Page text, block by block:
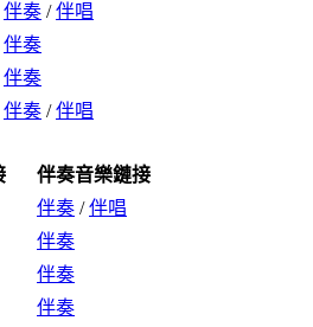
伴奏 /伴唱
伴奏
伴奏
伴奏 /伴唱
伴奏音樂鏈接
伴奏 /伴唱
伴奏
伴奏
伴奏